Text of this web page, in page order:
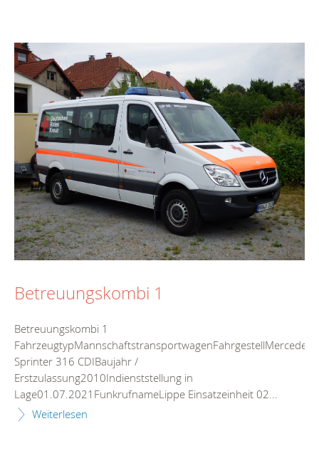
Betreuungskombi 1
Betreuungskombi 1
FahrzeugtypMannschaftstransportwagenFahrgestellMercedes
Sprinter 316 CDIBaujahr /
Erstzulassung2010Indienststellung in
Lage01.07.2021FunkrufnameLippe Einsatzeinheit 02...
Weiterlesen